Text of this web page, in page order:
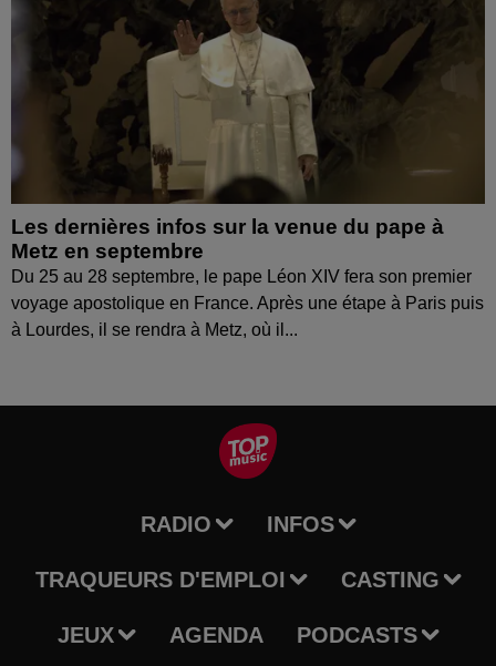
Les dernières infos sur la venue du pape à
Metz en septembre
Du 25 au 28 septembre, le pape Léon XIV fera son premier
voyage apostolique en France. Après une étape à Paris puis
à Lourdes, il se rendra à Metz, où il...
RADIO INFOS
TRAQUEURS D'EMPLOI CASTING
JEUX AGENDA PODCASTS